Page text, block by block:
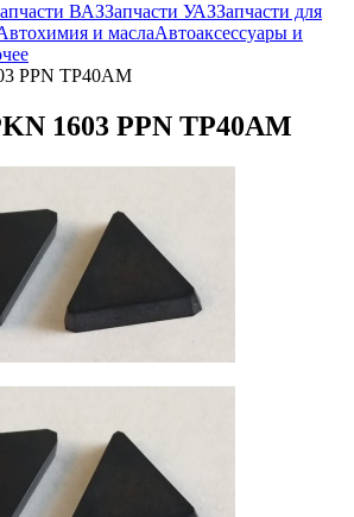
ВАЗЗапчасти УАЗЗапчасти для
и маслаАвтоаксессуары и
PPN TP40AM
1603 PPN TP40AM